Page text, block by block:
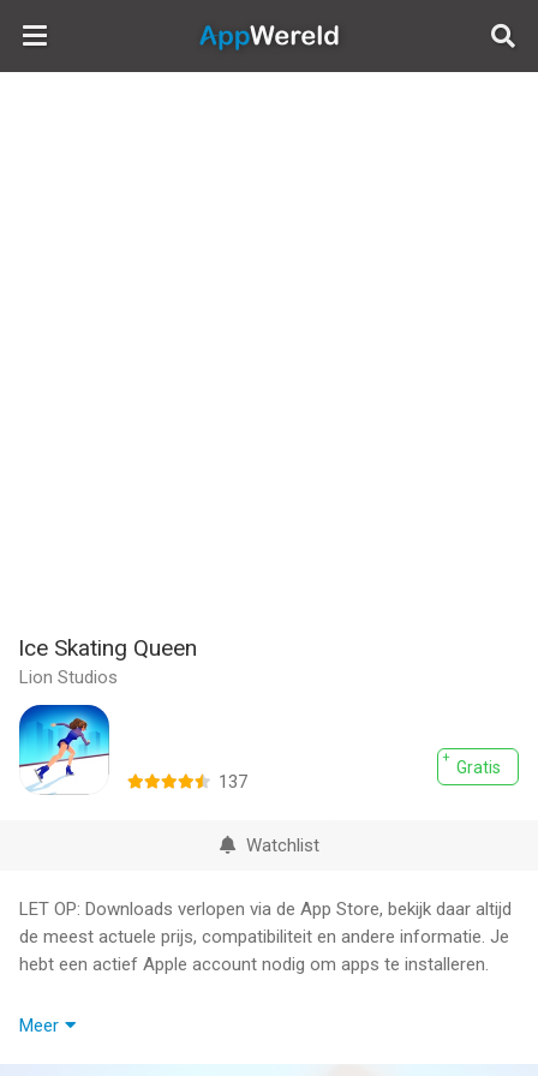
AppWereld
Ice Skating Queen
Lion Studios
Gratis
137
Watchlist
LET OP: Downloads verlopen via de App Store, bekijk daar altijd
de meest actuele prijs, compatibiliteit en andere informatie. Je
hebt een actief Apple account nodig om apps te installeren.
This is your time to shine! You’ve got all it takes to be the next
Meer